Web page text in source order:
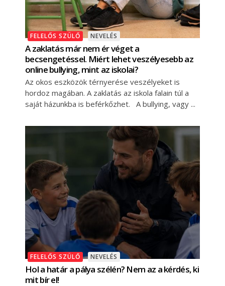
FELELŐS SZÜLŐ NEVELÉS
A zaklatás már nem ér véget a
becsengetéssel. Miért lehet veszélyesebb az
online bullying, mint az iskolai?
Az okos eszközök térnyerése veszélyeket is
hordoz magában. A zaklatás az iskola falain túl a
saját házunkba is beférkőzhet. A bullying, vagy
FELELŐS SZÜLŐ NEVELÉS
Hol a határ a pálya szélén? Nem az a kérdés, ki
mit bír el!